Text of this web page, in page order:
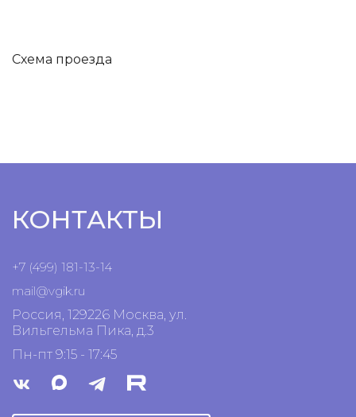
Схема проезда
КОНТАКТЫ
+7 (499) 181-13-14
mail@vgik.ru
Россия, 129226 Москва, ул.
Вильгельма Пика, д.3
Пн-пт 9:15 - 17:45